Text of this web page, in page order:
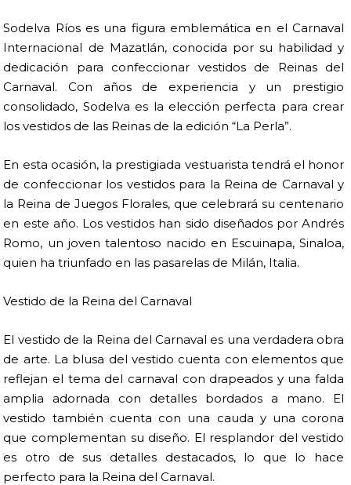
Sodelva Ríos es una figura emblemática en el Carnaval
Internacional de Mazatlán, conocida por su habilidad y
dedicación para confeccionar vestidos de Reinas del
Carnaval. Con años de experiencia y un prestigio
consolidado, Sodelva es la elección perfecta para crear
los vestidos de las Reinas de la edición “La Perla”.
En esta ocasión, la prestigiada vestuarista tendrá el honor
de confeccionar los vestidos para la Reina de Carnaval y
la Reina de Juegos Florales, que celebrará su centenario
en este año. Los vestidos han sido diseñados por Andrés
Romo, un joven talentoso nacido en Escuinapa, Sinaloa,
quien ha triunfado en las pasarelas de Milán, Italia.
Vestido de la Reina del Carnaval
El vestido de la Reina del Carnaval es una verdadera obra
de arte. La blusa del vestido cuenta con elementos que
reflejan el tema del carnaval con drapeados y una falda
amplia adornada con detalles bordados a mano. El
vestido también cuenta con una cauda y una corona
que complementan su diseño. El resplandor del vestido
es otro de sus detalles destacados, lo que lo hace
perfecto para la Reina del Carnaval.